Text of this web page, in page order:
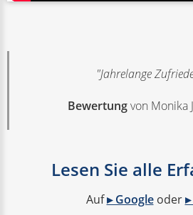
"Jahrelange
Bewertungvon Monika
Lesen Sie alle
Auf▸ Googleoder